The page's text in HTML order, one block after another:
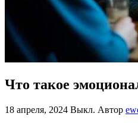
Что такое
18 апреля, 2024 Выкл. Автор